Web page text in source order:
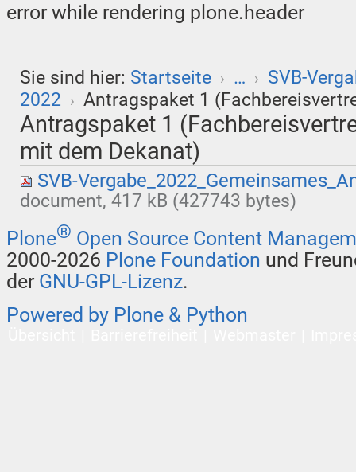
error while rendering plone.header
Sie sind hier: Startseite › … › SVB-
2022 › Antragspaket 1
Antragspaket 1
mit dem Dekanat)
SVB-
document, 417 kB (427743 bytes)
Plone® Open Source Content
2000-2026 Plone Foundation und
der GNU-GPL-Lizenz.
Powered by Plone & Python